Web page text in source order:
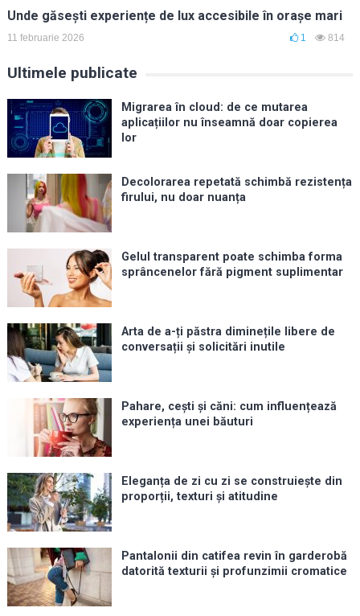
Unde găsești experiențe de lux accesibile în orașe mari
11 februarie 2026 1 814
Ultimele publicate
Migrarea în cloud: de ce mutarea
aplicațiilor nu înseamnă doar copierea
lor
Decolorarea repetată schimbă rezistența
firului, nu doar nuanța
Gelul transparent poate schimba forma
sprâncenelor fără pigment suplimentar
Arta de a-ți păstra diminețile libere de
conversații și solicitări inutile
Pahare, cești și căni: cum influențează
experiența unei băuturi
Eleganța de zi cu zi se construiește din
proporții, texturi și atitudine
Pantalonii din catifea revin în garderobă
datorită texturii și profunzimii cromatice